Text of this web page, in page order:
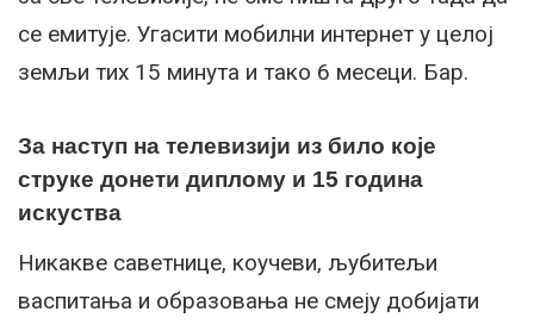
се емитује. Угасити мобилни интернет у целој
земљи тих 15 минута и тако 6 месеци. Бар.
За наступ на телевизији из било које
струке донети диплому и 15 година
искуства
Никакве саветнице, коучеви, љубитељи
васпитања и образовања не смеју добијати